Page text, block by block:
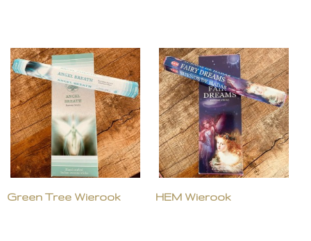
Green Tree Wierook HEM Wierook